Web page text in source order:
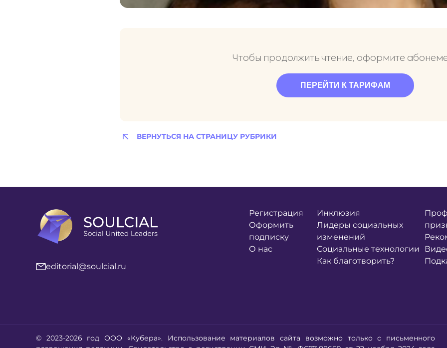
Чтобы продолжить чтение, оформите
ПЕРЕЙТИ К ТАРИФАМ
ВЕРНУТЬСЯ НА СТРАНИЦУ РУБРИКИ
editorial@soulcial.ru
Регистрация
Оформить
подписку
О нас
Инклюзия
Лидеры социальных
изменений
Социальные технологии
Как благотворить?
© 2023-2026 год ООО «Кубера». Использование материалов сайта возможно только с письменного